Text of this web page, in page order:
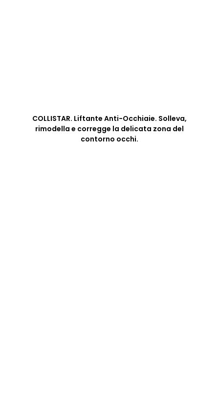
COLLISTAR. Liftante Anti-Occhiaie. Solleva,
rimodella e corregge la delicata zona del
contorno occhi.